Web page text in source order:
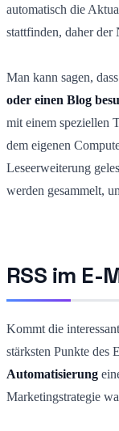
automatisch die
stattfinden, daher der
Man kann sagen, dass
oder einen Blog
mit einem speziellen
dem eigenen
Leseerweiterung
werden gesammelt,
RSS im
Kommt die
stärksten Punkte des
Automatisierung
Marketingstrategie